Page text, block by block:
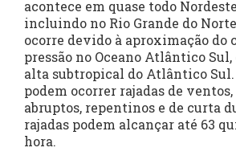
acontece em quase todo
incluindo no Rio Grande do
ocorre devido à aproximação do
pressão no Oceano Atlântico Sul,
alta subtropical do Atlântico
podem ocorrer rajadas de
abruptos, repentinos e de curta
rajadas podem alcançar até 63
hora.